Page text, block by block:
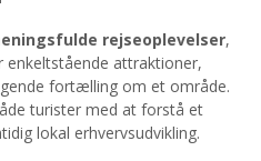
rejseoplevelser,
attraktioner,
fortælling om et område.
turister med at forstå et
lokal erhvervsudvikling.